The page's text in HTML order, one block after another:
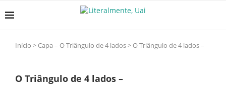
Início > Capa – O Triângulo de 4 lados> O Triângulo de 4 lados –
O Triângulo de 4 lados –